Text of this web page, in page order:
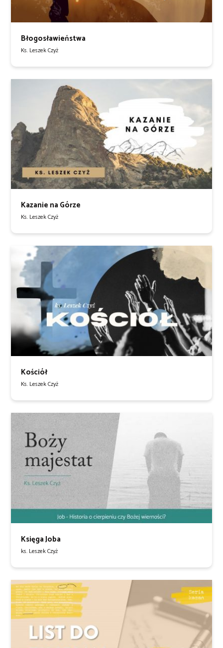
Błogosławieństwa
Ks. Leszek Czyż
Kazanie na Górze
Ks. Leszek Czyż
Kościół
Ks. Leszek Czyż
Księga Joba
ks. Leszek Czyż